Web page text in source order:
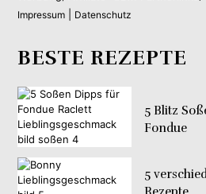
Impressum Datenschutz
BESTE REZEPTE
5 Blitz
Fondue
5